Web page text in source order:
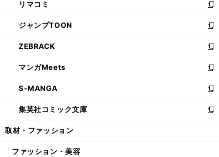
で
開
く
ド
ウ
で
開
く
ィ
ン
ド
ウ
で
開
く
い
ウ
ィ
ン
ド
ウ
で
開
く
リマコミ
新
し
い
ウ
ィ
ン
ド
ウ
で
開
く
ジャンプTOON
新
し
い
ウ
ィ
ン
ド
ウ
で
開
ZEBRACK
新
し
い
ウ
ィ
ン
ド
ウ
開
マンガMeets
新
し
い
ウ
ィ
ン
ウ
S-MANGA
新
し
い
ウ
ン
集英社コミック文庫
新
し
ウ
取材・ファッション
ファッション・美容